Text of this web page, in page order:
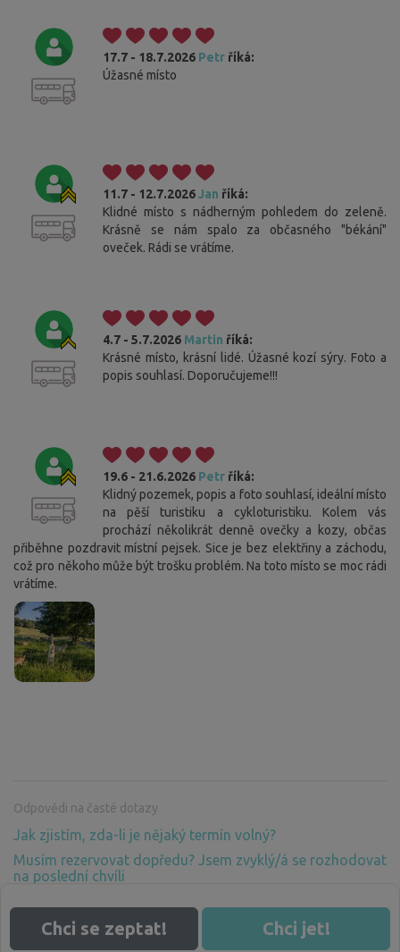
17.7 - 18.7.2026 Petr říká:
Úžasné místo
11.7 - 12.7.2026Jan říká:
Klidné místo s nádherným pohledem do zeleně.
Krásně se nám spalo za občasného "békání"
oveček. Rádi se vrátíme.
4.7 - 5.7.2026 Martin říká:
Krásné místo, krásní lidé. Úžasné kozí sýry. Foto a
popis souhlasí. Doporučujeme!!!
19.6 - 21.6.2026 Petr říká:
Klidný pozemek, popis a foto souhlasí, ideální místo
na pěší turistiku a cykloturistiku. Kolem vás
prochází několikrát denně ovečky a kozy, občas
přiběhne pozdravit místní pejsek. Sice je bez elektřiny a záchodu,
což pro někoho může být trošku problém. Na toto místo se moc rádi
vrátíme.
Odpovědi na časté dotazy
Jak zjistím, zda-li je nějaký termín volný?
Musím rezervovat dopředu? Jsem zvyklý/á se rozhodovat
na poslední chvíli
zázemí? Vždyť příroda patří všem
Další otázky a odpovědi
Chci se zeptat! Chci jet!